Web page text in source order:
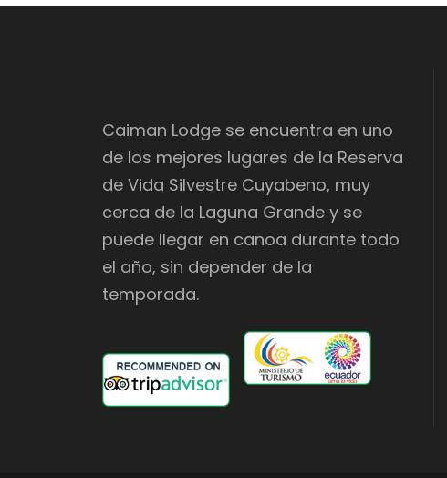
Caiman Lodge se encuentra en uno
de los mejores lugares de la Reserva
de Vida Silvestre Cuyabeno, muy
cerca de la Laguna Grande y se
puede llegar en canoa durante todo
el año, sin depender de la
temporada.